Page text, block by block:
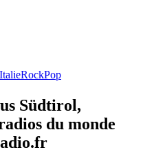
ItalieRockPop
Südtirol,
du monde